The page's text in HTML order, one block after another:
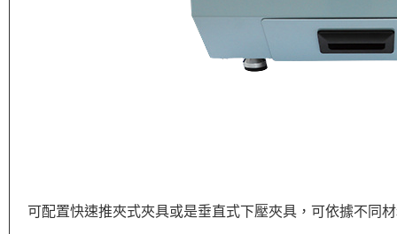
可配置快速推夾式夾具或是垂直式下壓夾具，可依據不同